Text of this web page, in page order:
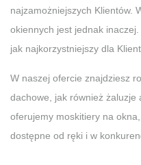
najzamożniejszych Klientów.
okiennych jest jednak
jak najkorzystniejszy dla
W naszej ofercie znajdziesz
dachowe, jak również żaluzje
oferujemy moskitiery na
dostępne od ręki i w